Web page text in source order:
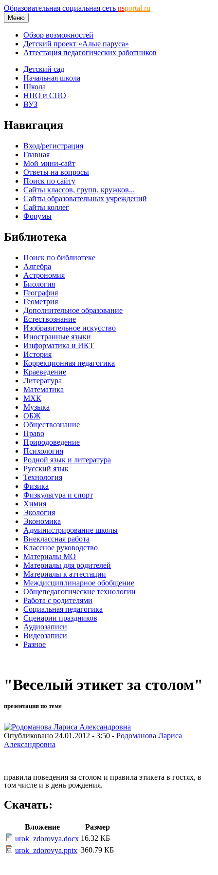
Образовательная социальная сеть nsportal.ru
Меню
Обзор возможностей
Детский проект «Алые паруса»
Аттестация педагогических работников
Детский сад
Начальная школа
Школа
НПО и СПО
ВУЗ
Навигация
Вход/регистрация
Главная
Мой мини-сайт
Ответы на вопросы
Поиск по сайту
Сайты классов, групп, кружков...
Сайты образовательных учреждений
Сайты коллег
Форумы
Библиотека
Поиск по библиотеке
Алгебра
Астрономия
Биология
География
Геометрия
Дополнительное образование
Естествознание
Изобразительное искусство
Иностранные языки
Информатика и ИКТ
История
Коррекционная педагогика
Краеведение
Литература
Математика
МХК
Музыка
ОБЖ
Обществознание
Право
Природоведение
Психология
Родной язык и литература
Русский язык
Технология
Физика
Физкультура и спорт
Химия
Экология
Экономика
Администрирование школы
Внеклассная работа
Классное руководство
Материалы МО
Материалы для родителей
Материалы к аттестации
Междисциплинарное обобщение
Общепедагогические технологии
Работа с родителями
Социальная педагогика
Сценарии праздников
Аудиозаписи
Видеозаписи
Разное
"Веселый этикет за столом"
презентация по теме
Опубликовано 24.01.2012 - 3:50 - Родоманова Лариса
Александровна
правила поведения за столом и правила этикета в гостях, в
том числе и в день рождения.
Скачать:
Вложение
Размер
urok_zdorovya.docx 16.32 КБ
urok_zdorovya.pptx 360.79 КБ